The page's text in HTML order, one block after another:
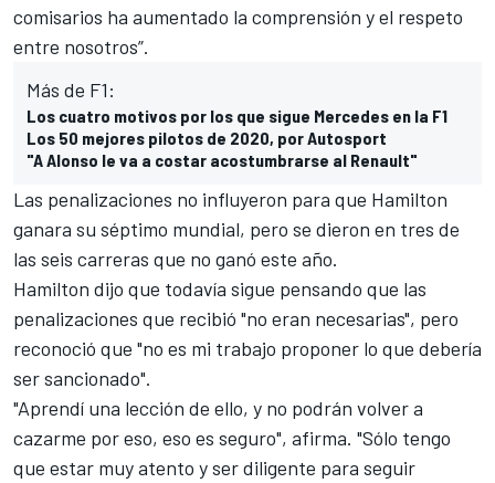
comisarios ha aumentado la comprensión y el respeto
entre nosotros”.
Más de F1:
Los cuatro motivos por los que sigue Mercedes en la F1
Los 50 mejores pilotos de 2020, por Autosport
"A Alonso le va a costar acostumbrarse al Renault"
Las penalizaciones no influyeron para que Hamilton
ganara su séptimo mundial, pero se dieron en tres de
las seis carreras que no ganó este año.
Hamilton dijo que todavía sigue pensando que las
penalizaciones que recibió "no eran necesarias", pero
reconoció que "no es mi trabajo proponer lo que debería
ser sancionado".
"Aprendí una lección de ello, y no podrán volver a
cazarme por eso, eso es seguro", afirma. "Sólo tengo
que estar muy atento y ser diligente para seguir